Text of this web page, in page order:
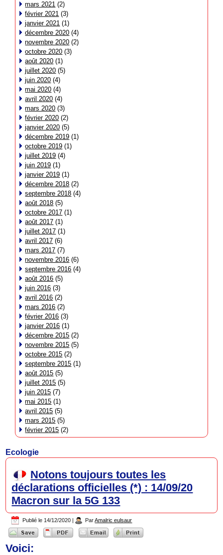
mars 2021 (2)
février 2021 (3)
janvier 2021 (1)
décembre 2020 (4)
novembre 2020 (2)
octobre 2020 (3)
août 2020 (1)
juillet 2020 (5)
juin 2020 (4)
mai 2020 (4)
avril 2020 (4)
mars 2020 (3)
février 2020 (2)
janvier 2020 (5)
décembre 2019 (1)
octobre 2019 (1)
juillet 2019 (4)
juin 2019 (1)
janvier 2019 (1)
décembre 2018 (2)
septembre 2018 (4)
août 2018 (5)
octobre 2017 (1)
août 2017 (1)
juillet 2017 (1)
avril 2017 (6)
mars 2017 (7)
novembre 2016 (6)
septembre 2016 (4)
août 2016 (5)
juin 2016 (3)
avril 2016 (2)
mars 2016 (2)
février 2016 (3)
janvier 2016 (1)
décembre 2015 (2)
novembre 2015 (5)
octobre 2015 (2)
septembre 2015 (1)
août 2015 (5)
juillet 2015 (5)
juin 2015 (7)
mai 2015 (1)
avril 2015 (5)
mars 2015 (5)
février 2015 (2)
Ecologie
Notons toujours toutes les
déclarations officielles (*) : 14/09/20
Macron sur la 5G 133
Publié le 14/12/2020 | Par Amalric eulsaur
Voici: